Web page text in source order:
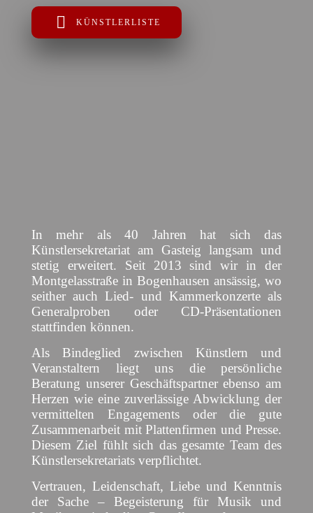
KÜNSTLERLISTE
In mehr als 40 Jahren hat sich das
Künstlersekretariat am Gasteig langsam und
stetig erweitert. Seit 2013 sind wir in der
Montgelasstraße in Bogenhausen ansässig, wo
seither auch Lied- und Kammerkonzerte als
Generalproben oder CD-Präsentationen
stattfinden können.
Als Bindeglied zwischen Künstlern und
Veranstaltern liegt uns die persönliche
Beratung unserer Geschäftspartner ebenso am
Herzen wie eine zuverlässige Abwicklung der
vermittelten Engagements oder die gute
Zusammenarbeit mit Plattenfirmen und Presse.
Diesem Ziel fühlt sich das gesamte Team des
Künstlersekretariats verpflichtet.
Vertrauen, Leidenschaft, Liebe und Kenntnis
der Sache – Begeisterung für Musik und